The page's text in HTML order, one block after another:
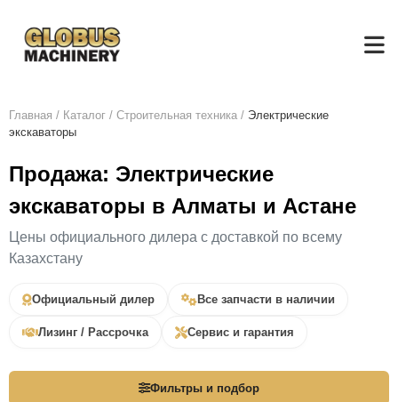
Главная / Каталог / Строительная техника / Электрические
экскаваторы
Продажа: Электрические
экскаваторы в Алматы и Астане
Цены официального дилера с доставкой по всему
Казахстану
Официальный дилер Все запчасти в наличии
Лизинг / Рассрочка Сервис и гарантия
Фильтры и подбор